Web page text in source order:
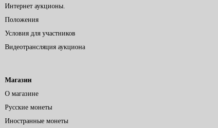
Интернет аукционы.
Положения
Условия для участников
Видеотрансляция аукциона
Магазин
О магазине
Русские монеты
Иностранные монеты